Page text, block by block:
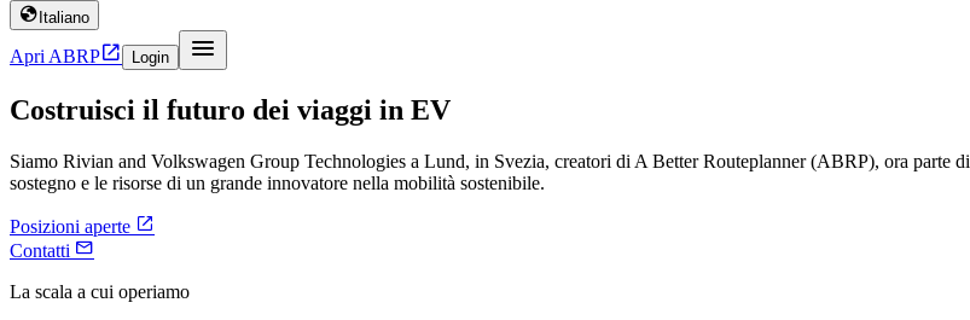
 Italiano
Apri ABRP Login 
Costruisci il futuro dei viaggi in EV
Siamo Rivian and Volkswagen Group Technologies a Lund, in Svezia, creatori di A Better Routeplanner (ABRP), ora parte di
sostegno e le risorse di un grande innovatore nella mobilità sostenibile.
Posizioni aperte 
Contatti 
La scala a cui operiamo